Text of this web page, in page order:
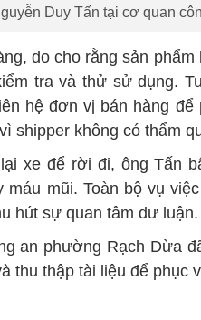
Duy Tấn tại cơ quan
do cho rằng sản
tra và thử sử dụng.
hệ đơn vị bán hàng để
shipper không có thẩm
xe để rời đi, ông Tấn
máu mũi. Toàn bộ vụ
hút sự quan tâm dư luận.
an phường Rạch Dừa
thu thập tài liệu để phục